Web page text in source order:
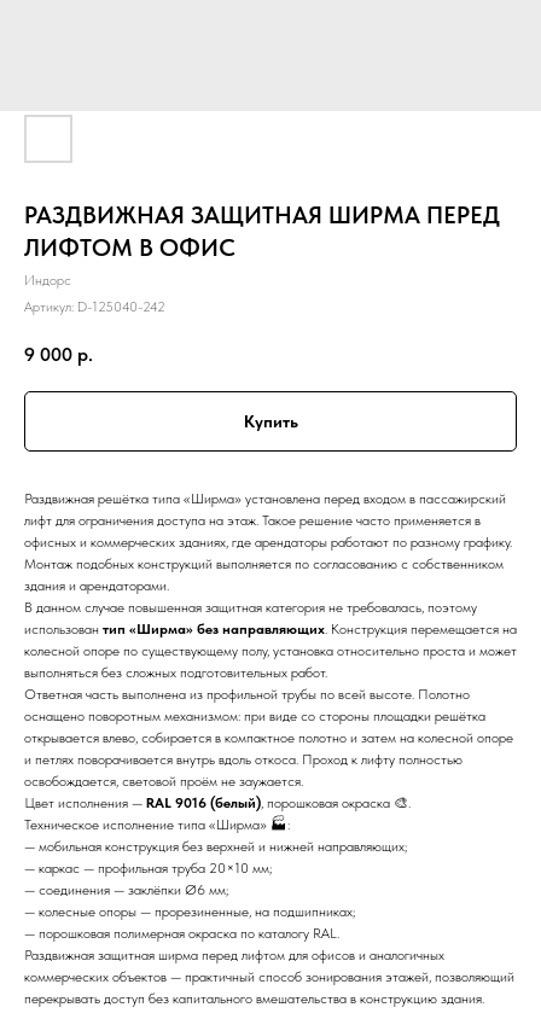
РАЗДВИЖНАЯ ЗАЩИТНАЯ ШИРМА ПЕРЕД
ЛИФТОМ В ОФИС
Индорс
Артикул: D-125040-242
9 000 р.
Купить
Раздвижная решётка типа «Ширма» установлена перед входом в пассажирский
лифт для ограничения доступа на этаж. Такое решение часто применяется в
офисных и коммерческих зданиях, где арендаторы работают по разному графику.
Монтаж подобных конструкций выполняется по согласованию с собственником
здания и арендаторами.
В данном случае повышенная защитная категория не требовалась, поэтому
использован тип «Ширма» без направляющих. Конструкция перемещается на
колесной опоре по существующему полу, установка относительно проста и может
выполняться без сложных подготовительных работ.
Ответная часть выполнена из профильной трубы по всей высоте. Полотно
оснащено поворотным механизмом: при виде со стороны площадки решётка
открывается влево, собирается в компактное полотно и затем на колесной опоре
и петлях поворачивается внутрь вдоль откоса. Проход к лифту полностью
освобождается, световой проём не заужается.
Цвет исполнения — RAL 9016 (белый), порошковая окраска 🎨.
Техническое исполнение типа «Ширма» 🏭:
— мобильная конструкция без верхней и нижней направляющих;
— каркас — профильная труба 20×10 мм;
— соединения — заклёпки Ø6 мм;
— колесные опоры — прорезиненные, на подшипниках;
— порошковая полимерная окраска по каталогу RAL.
Раздвижная защитная ширма перед лифтом для офисов и аналогичных
коммерческих объектов — практичный способ зонирования этажей, позволяющий
перекрывать доступ без капитального вмешательства в конструкцию здания.